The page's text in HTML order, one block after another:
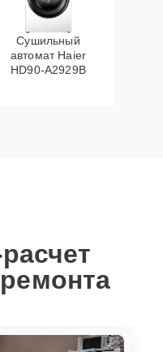
Сушильный
автомат Haier
HD90-A2929B